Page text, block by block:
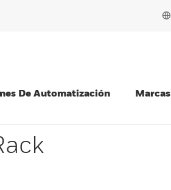
De Automatización Marcas